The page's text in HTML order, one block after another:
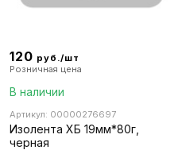
120 руб./шт
Розничная цена
В наличии
Артикул: 00000276697
Изолента ХБ 19мм*80г,
черная